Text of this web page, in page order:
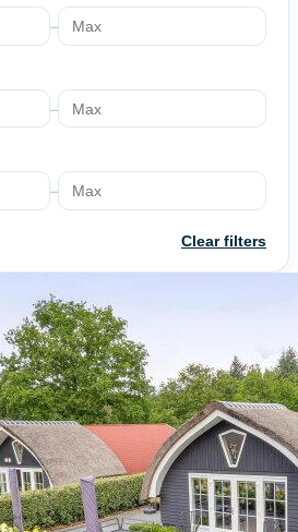
–
–
–
Clear filters